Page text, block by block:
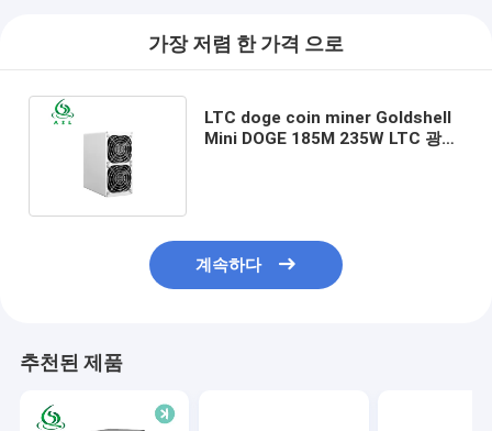
가장 저렴 한 가격 으로
LTC doge coin miner Goldshell
Mini DOGE 185M 235W LTC 광부
계속하다
추천된 제품